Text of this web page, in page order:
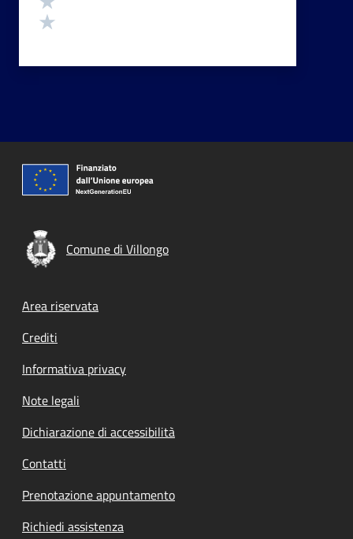
Comune di Villongo
Footer menu
Area riservata
Crediti
Informativa privacy
Note legali
Dichiarazione di accessibilità
Contatti
Prenotazione appuntamento
Richiedi assistenza